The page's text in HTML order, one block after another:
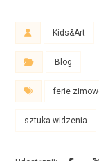
Kids&Art
Blog
ferie
sztuka widzenia